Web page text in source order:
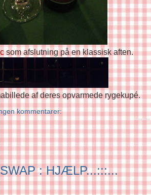
som afslutning på en klassisk aften.
af deres opvarmede rygekupé.
kommentarer:
: HJÆLP...:::...